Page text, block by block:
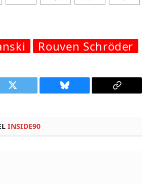
Rouven Schröder
Twitter Bluesky
Copy
INSIDE90